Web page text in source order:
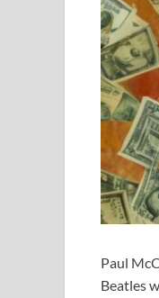
Paul
Beatles